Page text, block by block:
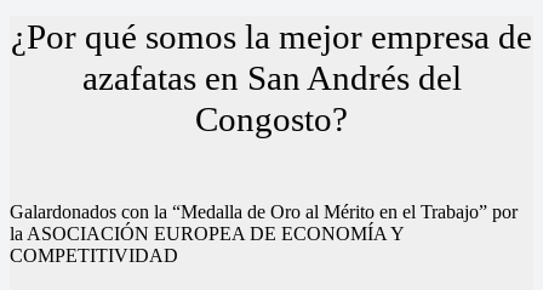
¿Por qué somos la mejor empresa de
azafatas en San Andrés del
Congosto?
Galardonados con la “Medalla de Oro al Mérito en el Trabajo” por
la ASOCIACIÓN EUROPEA DE ECONOMÍA Y
COMPETITIVIDAD